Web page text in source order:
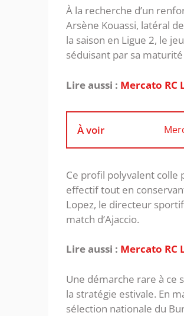
À la recherche d’un
Arsène Kouassi, latéral
la saison en Ligue 2, le
séduisant par sa
Lire aussi : Mercato RC
À voir
Ce profil polyvalent colle
effectif tout en
Lopez, le directeur sportif
match d’Ajaccio.
Lire aussi : Mercato RC
Une démarche rare à ce
la stratégie estivale. En
sélection nationale du